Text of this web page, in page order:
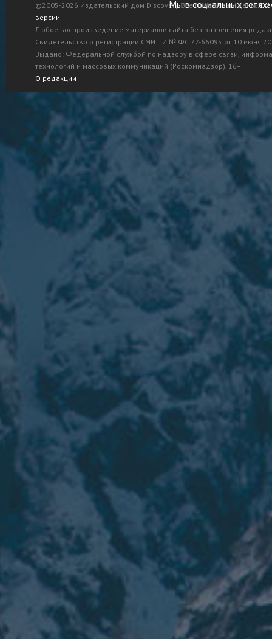
©2005-2026 Издательский дом Discovery. Все права защищены.
версии
Любое воспроизведение материалов сайта без разрешения
Свидетельство о регистрации СМИ ПИ № ФС 77-66095 от 10 июня
Выдано: Федеральной службой по надзору в сфере связи,
технологий и массовых коммуникаций (Роскомнадзор). 16+
О редакции
Мы в социальных сетях: